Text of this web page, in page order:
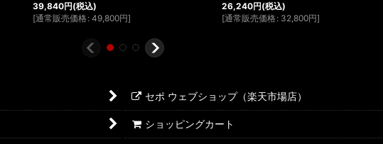
39,840円(税込)
[通常販売価格 : 49,800円]
26,240円(税込)
[通常販売価格 : 32,800円]
セポ ウェブショップ（楽天市場店）
ショッピングカート